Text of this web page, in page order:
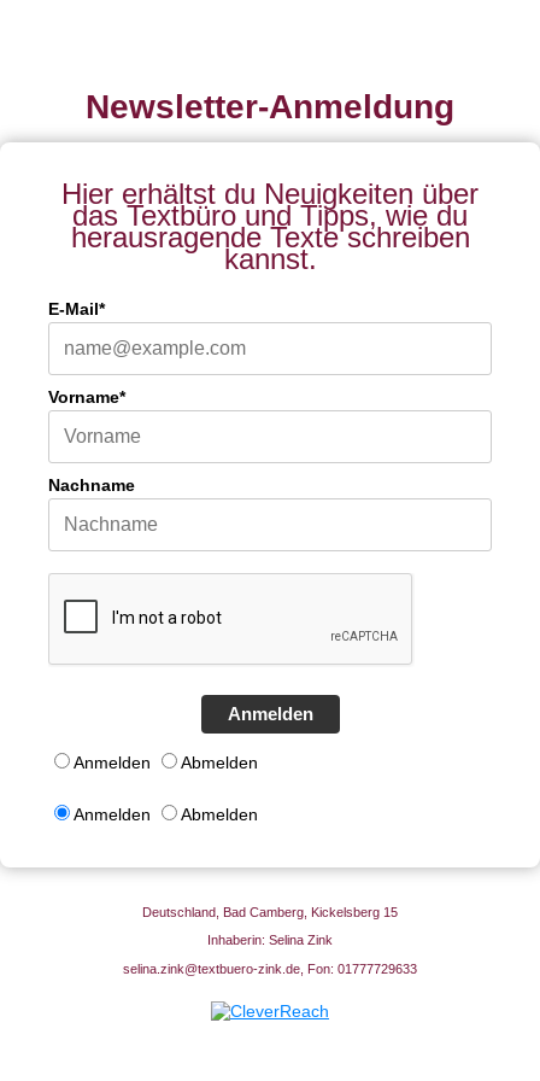
Newsletter-Anmeldung
Hier erhältst du Neuigkeiten über
das Textbüro und Tipps, wie du
herausragende Texte schreiben
kannst.
E-Mail*
Vorname*
Nachname
Anmelden
Anmelden Abmelden
Anmelden Abmelden
Deutschland, Bad Camberg, Kickelsberg 15
Inhaberin: Selina Zink
selina.zink@textbuero-zink.de, Fon: 01777729633